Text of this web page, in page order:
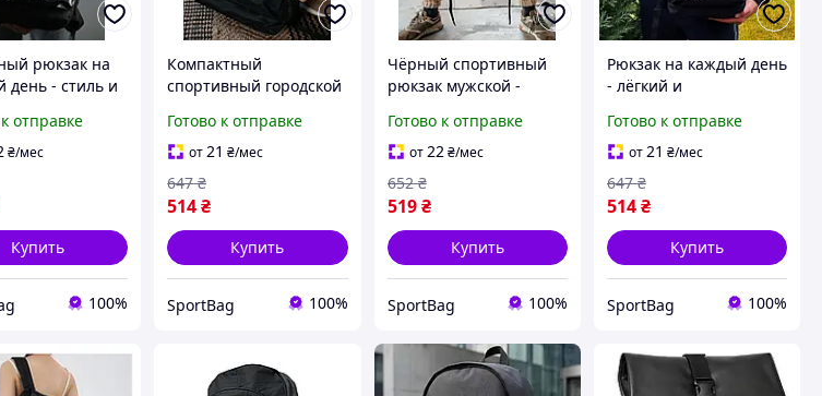
рюкзак на
день - стиль и
отправке
₴/мес
Купить
100%
Компактный
спортивный городской
стиль Nike
Готово к отправке
от21 ₴/мес
514₴
647 ₴
Купить
SportBag 100%
Чёрный спортивный
рюкзак мужской -
каждый день Puma
Готово к отправке
от22 ₴/мес
519 ₴
652 ₴
Купить
SportBag 100%
Рюкзак на каждый день
- лёгкий и
Готово к отправке
от21 ₴/мес
514₴
647 ₴
Купить
SportBag 100%